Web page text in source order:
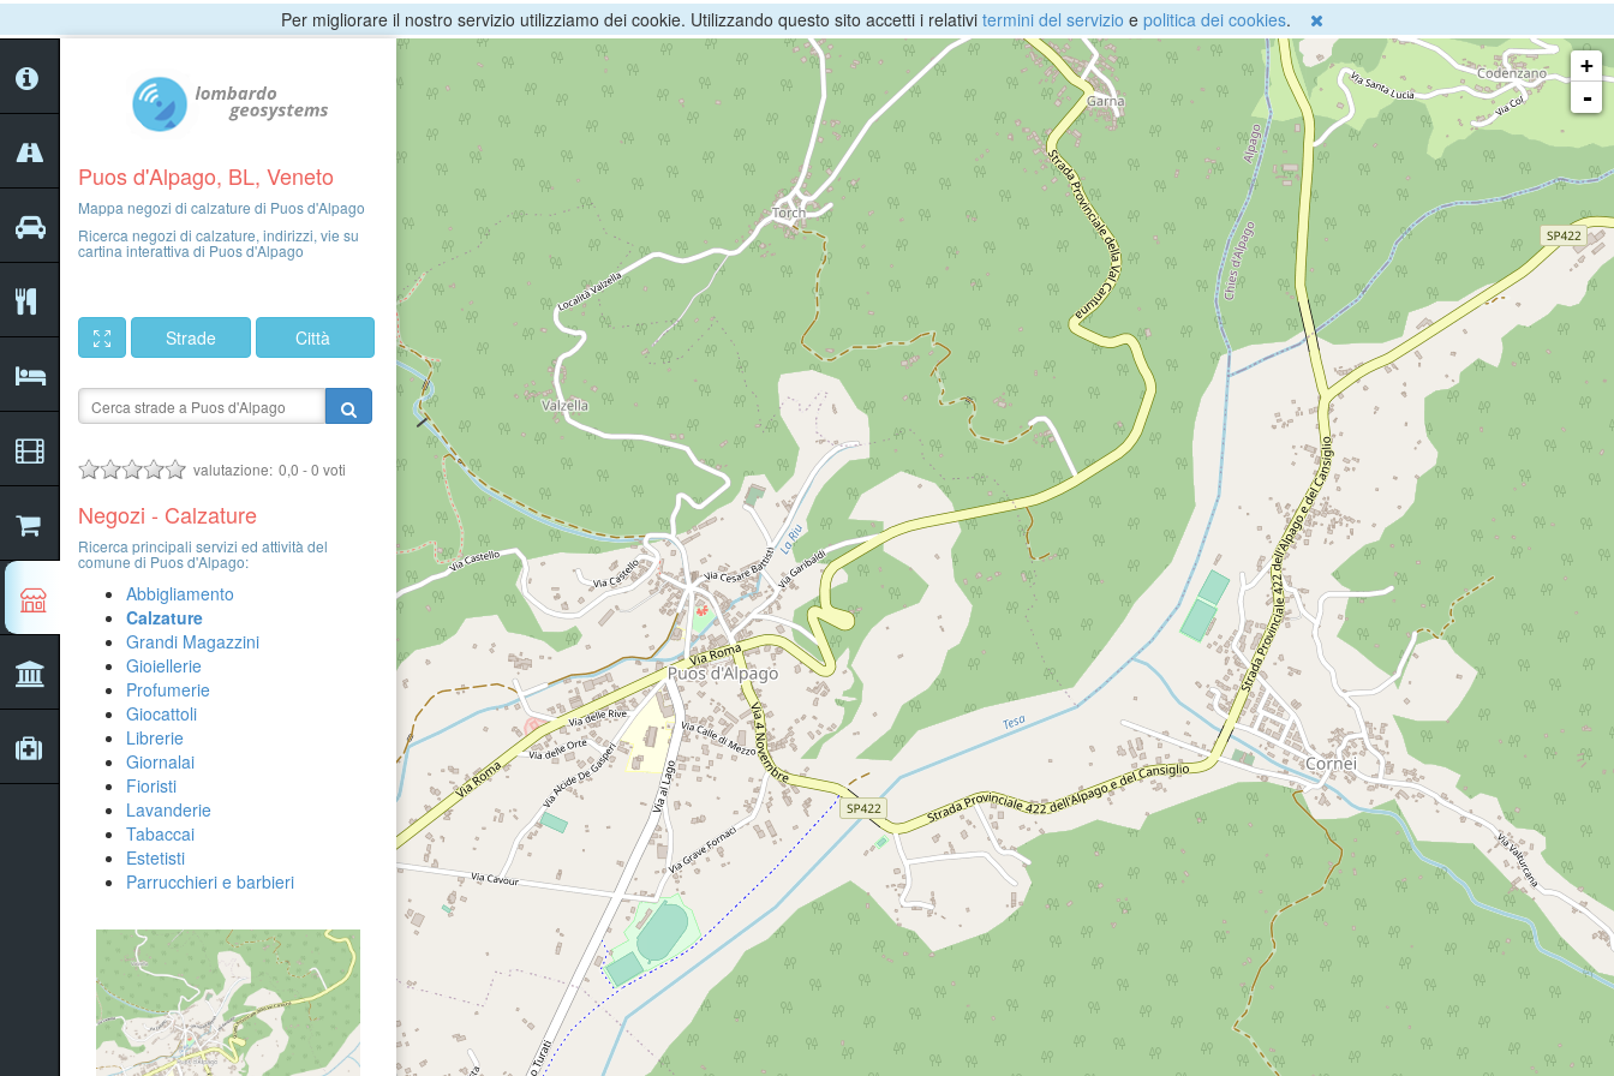
Per migliorare il nostro servizio utilizziamo dei cookie. Utilizzando questo sito accetti i relativi termini del servizio e politica dei cookies.
+
-
Puos d'Alpago, BL, Veneto
Mappa negozi di calzature di Puos d'Alpago
Ricerca negozi di calzature, indirizzi, vie su
cartina interattiva di Puos d'Alpago
Strade Città
valutazione: 0,0 -0 voti
Negozi - Calzature
Ricerca principali servizi ed attività del
comune di Puos d'Alpago:
Abbigliamento
Calzature
Grandi Magazzini
Gioiellerie
Profumerie
Giocattoli
Librerie
Giornalai
Fioristi
Lavanderie
Tabaccai
Estetisti
Parrucchieri e barbieri